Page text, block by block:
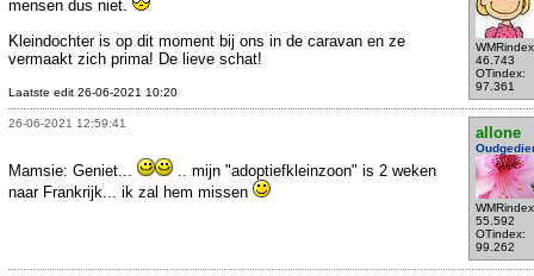
46.743
OTindex:
97.361
mensen dus niet.
Kleindochter is op dit moment bij ons in de caravan en ze
vermaakt zich prima! De lieve schat!
Laatste edit 26-06-2021 10:20
26-06-2021 12:59:41
allone
55.592
OTindex:
99.262
Mamsie: Geniet...
.. mijn "adoptiefkleinzoon" is 2 weken
naar Frankrijk... ik zal hem missen